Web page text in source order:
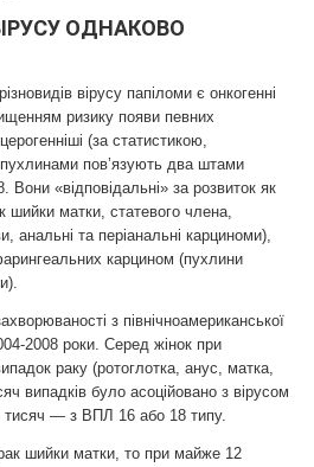
ОДНАКОВО
вірусу папіломи є онкогенні
ризику появи певних
(за статистикою,
пухлинами пов’язують два штами
Вони «відповідальні» за розвиток як
шийки матки, статевого члена,
анальні та періанальні карциноми),
карцином (пухлини
з північноамериканської
2008 роки. Серед жінок при
раку (ротоглотка, анус, матка,
випадків було асоційовано з вірусом
тисяч — з ВПЛ 16 або 18 типу.
шийки матки, то при майже 12